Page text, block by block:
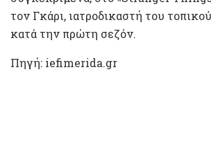
τον Γκάρι, ιατροδικαστή του
κατά την πρώτη σεζόν.
Πηγή: iefimerida.gr